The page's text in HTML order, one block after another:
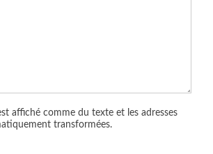
affiché comme du texte et les adresses
transformées.